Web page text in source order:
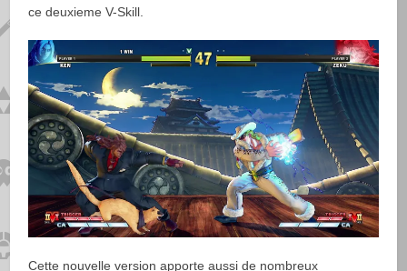
ce deuxieme V-Skill.
Cette nouvelle version apporte aussi de nombreux